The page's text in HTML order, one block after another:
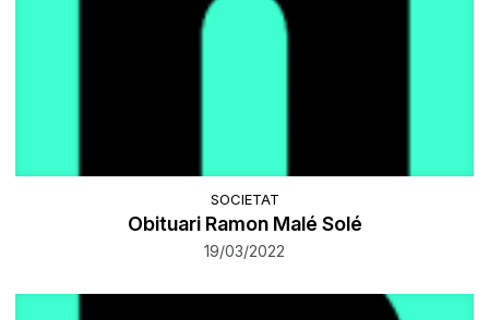
SOCIETAT
Obituari Ramon Malé Solé
19/03/2022